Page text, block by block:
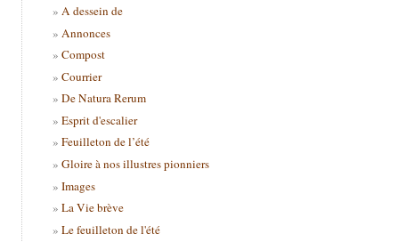
A dessein de
Annonces
Compost
Courrier
De Natura Rerum
Esprit d'escalier
Feuilleton de l’été
Gloire à nos illustres pionniers
Images
La Vie brève
Le feuilleton de l'été